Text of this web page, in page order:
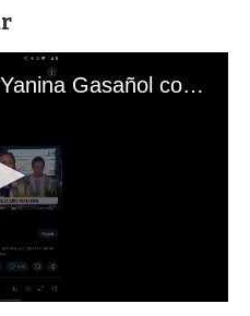
El mal momento de Yanina Gasañol con un hincha argentino en "Subrayado"